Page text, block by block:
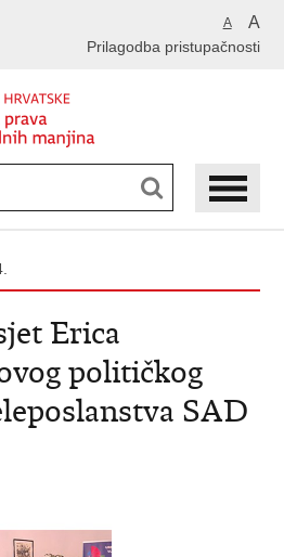
A A
Prilagodba pristupačnosti
Erica
političkog
SAD